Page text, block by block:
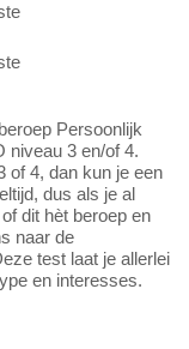
Persoonlijk
niveau 3 en/of 4.
of 4, dan kun je een
dus als je al
dit hèt beroep en
naar de
test laat je allerlei
en interesses.